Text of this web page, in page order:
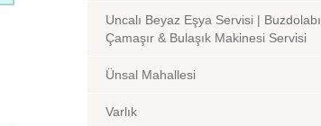
Uncalı Beyaz Eşya Servisi | Buzdolabı,
Çamaşır & Bulaşık Makinesi Servisi
Ünsal Mahallesi
Varlık